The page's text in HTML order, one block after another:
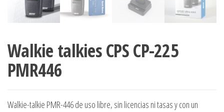
Walkie talkies CPS CP-225
PMR446
Walkie-talkie PMR-446 de uso libre, sin licencias ni tasas y con un